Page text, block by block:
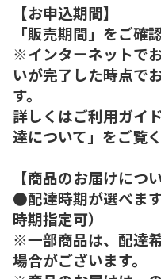
【お申込期間】
「販売期間」をご確
※インターネットで
いが完了した時点で
す。
詳しくはご利用ガイ
達について」をご覧く
【商品のお届けについ
●配達時期が選べま
時期指定可）
※一部商品は、配達
場合がございます。